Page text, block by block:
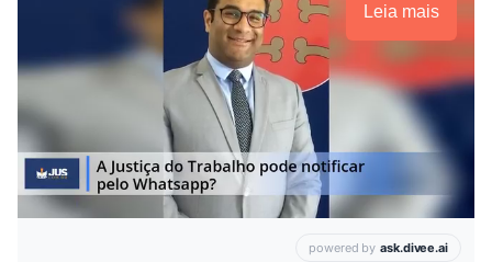
Leia mais